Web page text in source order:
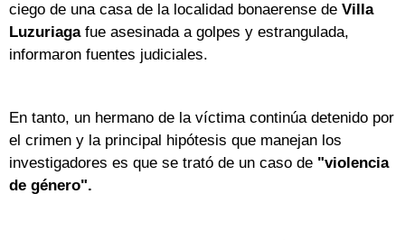
ciego de una casa de la localidad bonaerense de Villa
Luzuriagafue asesinada a golpes y estrangulada,
informaron fuentes judiciales.
En tanto, un hermano de la víctima continúa detenido por
el crimen y la principal hipótesis que manejan los
investigadores es que se trató de un caso de "violencia
de género".